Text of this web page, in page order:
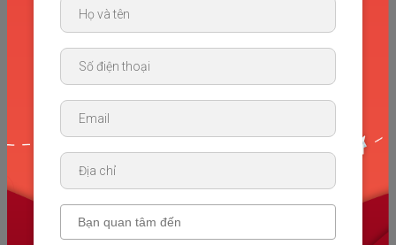
Tổng thu nhập Part-time từ 3.000.000 - 5.000.000
VNĐ
Môi trường làm việc trẻ trung, năng động, sáng tạo;
Có cơ hội tham gia hoạt động phát triển chuyên môn,
các khoá học nâng cao trình độ ngoại ngữ - sư phạm.
6. Cách thức ứng tuyển:
thecatalystforenglish.tuyendung@gmail.com
(ghi tiêu